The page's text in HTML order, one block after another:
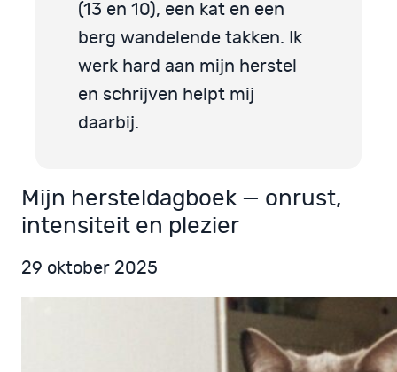
(13 en 10), een kat en een
berg wandelende takken. Ik
werk hard aan mijn herstel
en schrijven helpt mij
daarbij.
Mijn hersteldagboek — onrust,
intensiteit en plezier
29 oktober 2025